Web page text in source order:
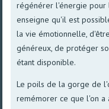
régénérer l'énergie pour
enseigne qu'il est
la vie émotionnelle,
généreux, de protéger
étant disponible.
Le poils de la gorge de
remémorer ce que l'on a